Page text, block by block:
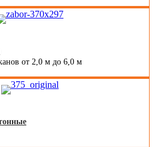
от 2,0 м до 6,0 м